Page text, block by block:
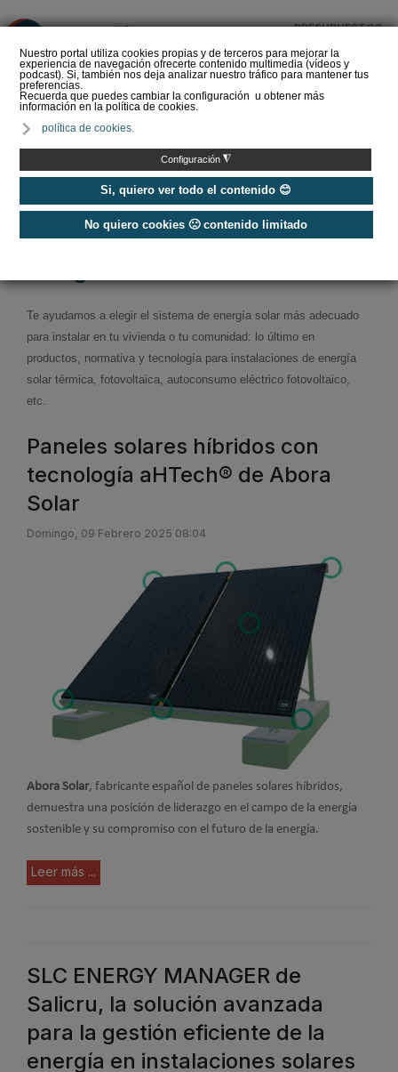
Nuestro portal utiliza cookies propias y de terceros para mejorar la
experiencia de navegación ofrecerte contenido multimedia (vídeos y
podcast). Si, también nos deja analizar nuestro tráfico para mantener tus
preferencias.
Recuerda que puedes cambiar la configuración u obtener más
información en la política de cookies.
política de cookies.
Configuración ◮
Si, quiero ver todo el contenido 😊
No quiero cookies 🙁 contenido limitado
PRESUPUESTOS
Electrificación constate el
pap…
Energías Renovables / Energía Solar
Te ayudamos a elegir el sistema de energía solar más adecuado
para instalar en tu vivienda o tu comunidad: lo último en
productos, normativa y tecnología para instalaciones de energía
solar térmica, fotovoltaica, autoconsumo eléctrico fotovoltaico,
etc.
Paneles solares híbridos con
tecnología aHTech® de Abora
Solar
Domingo, 09 Febrero 2025 08:04
Abora Solar, fabricante español de paneles solares híbridos,
demuestra una posición de liderazgo en el campo de la energía
sostenible y su compromiso con el futuro de la energía.
Leer más ...
SLC ENERGY MANAGER de
Salicru, la solución avanzada
para la gestión eficiente de la
energía en instalaciones solares